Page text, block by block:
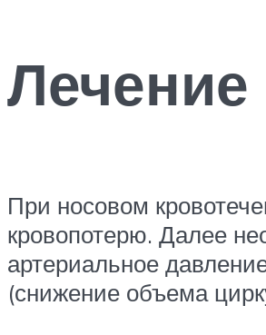
При носовом
кровопотерю. Далее
артериальное
(снижение объема